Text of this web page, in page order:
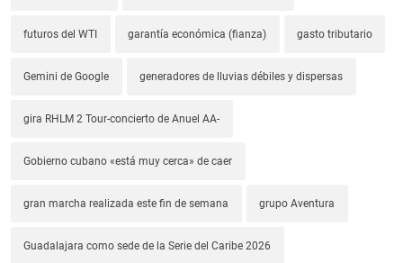
futuros del WTI garantía económica (fianza) gasto tributario
Gemini de Google generadores de lluvias débiles y dispersas
gira RHLM 2 Tour-concierto de Anuel AA-
Gobierno cubano «está muy cerca» de caer
gran marcha realizada este fin de semana grupo Aventura
Guadalajara como sede de la Serie del Caribe 2026